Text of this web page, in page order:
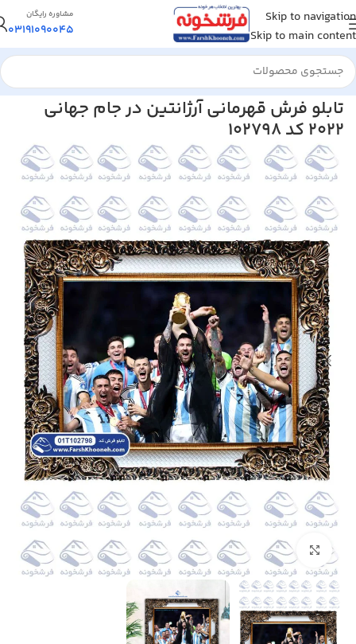
Skip to navigation
Skip to main content
مشاوره رایگان
03191090045
خانه/تابلو فرش/تابلو فرش ورزشی
تابلو فرش قهرمانی آرژانتین در جام جهانی
2022 کد 102798
بزرگنمایی تصویر